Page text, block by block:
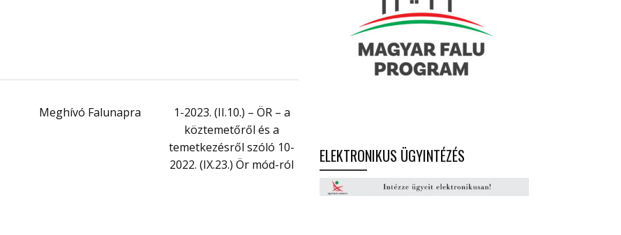
Meghívó Falunapra
1-2023. (II.10.) – ÖR – a
köztemetőről és a
temetkezésről szóló 10-
2022. (IX.23.) Ör mód-ról
ELEKTRONIKUS ÜGYINTÉZÉS